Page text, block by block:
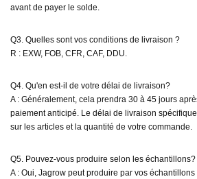
avant de payer le solde.
Q3. Quelles sont vos conditions de livraison ?
R : EXW, FOB, CFR, CAF, DDU.
Q4. Qu'en est-il de votre délai de livraison?
A : Généralement, cela prendra 30 à 45 jours
paiement anticipé. Le délai de livraison
sur les articles et la quantité de votre commande.
Q5. Pouvez-vous produire selon les échantillons?
A : Oui, Jagrow peut produire par vos